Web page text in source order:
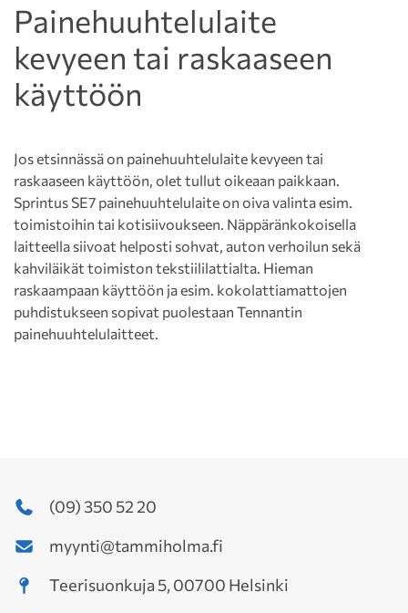
Painehuuhtelulaite
kevyeen tai raskaaseen
käyttöön
Jos etsinnässä on painehuuhtelulaite kevyeen tai
raskaaseen käyttöön, olet tullut oikeaan paikkaan.
Sprintus SE7 painehuuhtelulaite on oiva valinta esim.
toimistoihin tai kotisiivoukseen. Näppäränkokoisella
laitteella siivoat helposti sohvat, auton verhoilun sekä
kahviläikät toimiston tekstiililattialta. Hieman
raskaampaan käyttöön ja esim. kokolattiamattojen
puhdistukseen sopivat puolestaan Tennantin
painehuuhtelulaitteet.
(09) 350 52 20
myynti@tammiholma.fi
Teerisuonkuja 5, 00700 Helsinki